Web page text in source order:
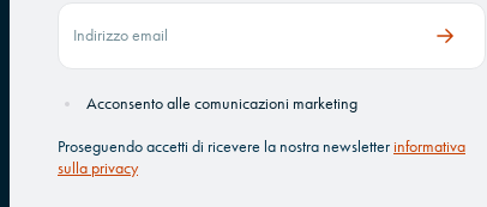
Acconsento alle comunicazioni marketing
Proseguendo accetti di ricevere la nostra newsletterinformativa
sulla privacy